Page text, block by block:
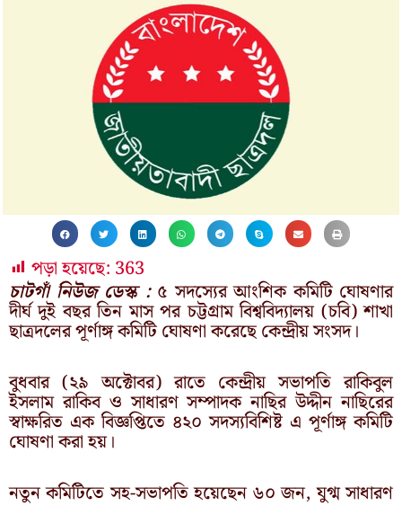
পড়া হয়েছে: 363
চাটগাঁ নিউজ ডেস্ক :৫ সদস্যের আংশিক কমিটি ঘোষণার
দীর্ঘ দুই বছর তিন মাস পর চট্টগ্রাম বিশ্ববিদ্যালয় (চবি) শাখা
ছাত্রদলের পূর্ণাঙ্গ কমিটি ঘোষণা করেছে কেন্দ্রীয় সংসদ।
বুধবার (২৯ অক্টোবর) রাতে কেন্দ্রীয় সভাপতি রাকিবুল
ইসলাম রাকিব ও সাধারণ সম্পাদক নাছির উদ্দীন নাছিরের
স্বাক্ষরিত এক বিজ্ঞপ্তিতে ৪২০ সদস্যবিশিষ্ট এ পূর্ণাঙ্গ কমিটি
ঘোষণা করা হয়।
নতুন কমিটিতে সহ-সভাপতি হয়েছেন ৬০ জন, যুগ্ম সাধারণ